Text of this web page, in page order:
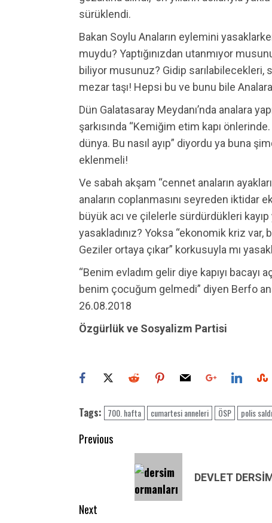
sürüklendi.
Bakan Soylu Anaların eylemini
muydu? Yaptığınızdan utanmıyor
biliyor musunuz? Gidip sarılabilecekleri,
mezar taşı! Hepsi bu ve bunu bile
Dün Galatasaray Meydanı’nda analara
şarkısında “Kemiğim etim kapı önlerinde.
dünya. Bu nasıl ayıp” diyordu ya buna
eklenmeli!
Ve sabah akşam “cennet anaların
anaların coplanmasını seyreden iktidar
büyük acı ve çilelerle sürdürdükleri
yasakladınız? Yoksa “ekonomik kriz
Geziler ortaya çıkar” korkusuyla mı
“Benim evladım gelir diye kapıyı bacayı
benim çocuğum gelmedi” diyen Berfo
26.08.2018
Özgürlük ve Sosyalizm Partisi
Tags: 700. hafta cumartesi anneleri ÖSP polis
Post
navigation
Previous
DEVLET
Next